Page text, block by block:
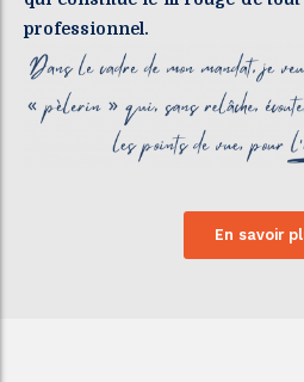
professionnel.
En savoir